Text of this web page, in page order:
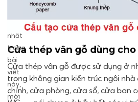
nhất
trong
bài
viết
này,
mời
Cửa thép vân gỗ dùng
Cửa thép vân gỗ được sử dụng ở
trong không gian kiến trúc ngôi
chính, cửa phòng, cửa sổ, cửa ban